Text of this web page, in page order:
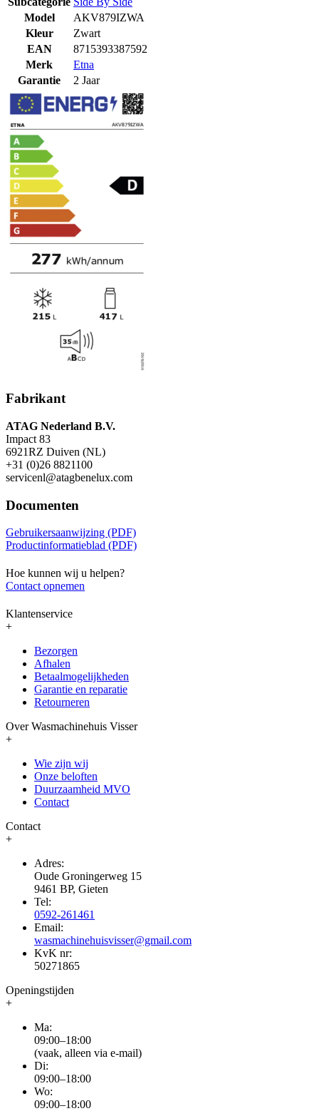
Model
AKV879IZWA
Kleur
Zwart
EAN
8715393387592
Merk
Etna
Garantie
2 Jaar
Fabrikant
ATAG Nederland B.V.
Impact 83
6921RZ Duiven (NL)
+31 (0)26 8821100
servicenl@atagbenelux.com
Documenten
Gebruikersaanwijzing (PDF)
Productinformatieblad (PDF)
Hoe kunnen wij u helpen?
Contact opnemen
Klantenservice
+
Bezorgen
Afhalen
Betaalmogelijkheden
Garantie en reparatie
Retourneren
Over Wasmachinehuis Visser
+
Wie zijn wij
Onze beloften
Duurzaamheid MVO
Contact
Contact
+
Adres:
Oude Groningerweg 15
9461 BP, Gieten
Tel:
0592-261461
Email:
wasmachinehuisvisser@gmail.com
KvK nr:
50271865
Openingstijden
+
Ma:
09:00–18:00
(vaak, alleen via e-mail)
Di:
09:00–18:00
Wo:
09:00–18:00